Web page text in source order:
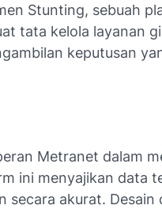
Stunting, sebuah
tata kelola layanan
keputusan
Metranet dalam
ini menyajikan data
secara akurat.